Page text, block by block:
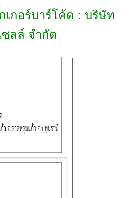
เกอร์บาร์โค้ด : บริษัท
ซลล์ จำกัด